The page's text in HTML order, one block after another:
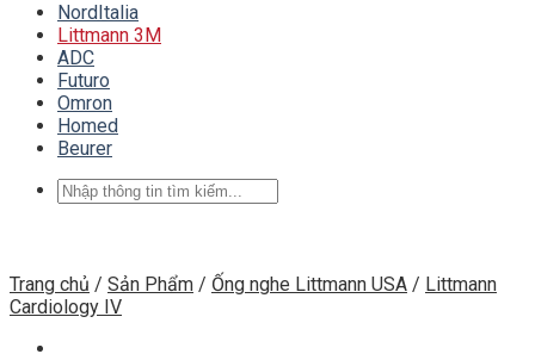
NordItalia
Littmann 3M
ADC
Futuro
Omron
Homed
Beurer
Tìm
kiếm:
Trang chủ / Sản Phẩm / Ống nghe Littmann USA / Littmann
Cardiology IV